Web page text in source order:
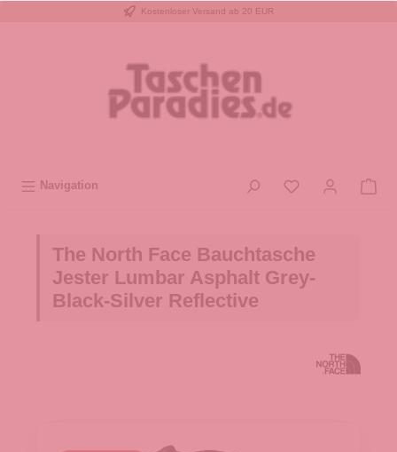
Kostenloser Versand ab 20 EUR
Navigation
The North Face Bauchtasche
Jester Lumbar Asphalt Grey-
Black-Silver Reflective